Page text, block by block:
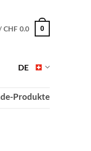
CHF 0.0 0
DE
Produkte